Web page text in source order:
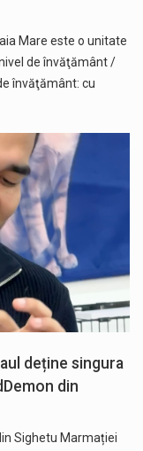
Mare este o unitate
de învăţământ /
învăţământ: cu
deține singura
din
Sighetu Marmației